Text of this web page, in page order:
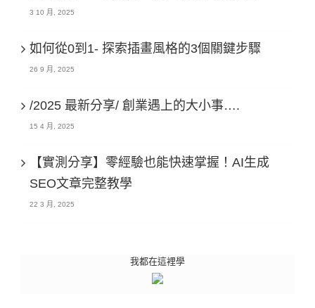
3 10 月, 2025
如何從0到1- 探索插畫風格的3個關鍵步驟
26 9 月, 2025
/2025 最新分享/ 創業遇上的大小事….
15 4 月, 2025
【實測分享】零經驗也能快速掌握！AI生成
SEO文章完整教學
22 3 月, 2025
我都在這裡學